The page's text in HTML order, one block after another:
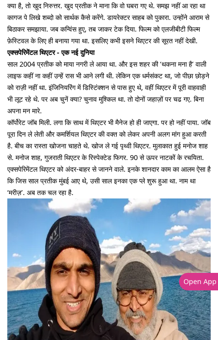
क्या है, तो खुद निरुत्तर. खुद प्रतीक ने माना कि वो घबरा गए थे. समझ नहीं आ रहा था
कागज पे लिखे शब्दो को सार्थक कैसे करेंगे. डायरेक्टर साहब को पुकारा. उन्होंने आराम से
बिठाकर समझाया. जब कन्विंस हुए, तब जाकर टेक दिया. फिल्म को एलजीबीटी फिल्म
फ़ेस्टिवल के लिए ही बनाया गया था. इसलिए कभी इसने थिएटर की सूरत नहीं देखी.
एक्सपेरिमेंटल थिएटर - एक नई दुनिया
साल 2004 प्रतीक को माया नगरी ले आया था. और इस शहर की ‘थकना मना है’ वाली
लाइफ कहीं ना कहीं उन्हें रास भी आने लगी थी. लेकिन एक धर्मसंकट था, जो पीछा छोड़ने
को राज़ी नहीं था. इंजिनियरिंग में डिस्टिंक्शन से पास हुए थे, वहीं थिएटर में पूरी वाहवाही
भी लूट रहे थे. पर अब चुनें क्या? चुनाव मुश्किल था. तो दोनों जहाज़ों पर चढ गए. बिना
अपना मन मारे.
कॉर्पोरेट जॉब मिली. लगा कि साथ में थिएटर भी मैनेज हो ही जाएगा. पर हो नहीं पाया. जॉब
पूरा दिन ले लेती और कमर्शियल थिएटर की वक्त को लेकर अपनी अलग मांग हुआ करती
है. बीच का रास्ता खोजना चाहते थे. खोज ले गई पृथ्वी थिएटर. मुलाकात हुई मनोज शाह
से. मनोज शाह, गुजराती थिएटर के रिस्पेक्टेड फिगर. 90 से ऊपर नाटकों के रचयिता.
एक्सपेरिमेंटल थिएटर को अंदर-बाहर से जानने वाले. इनके शानदार काम का आलम ऐसा है
कि जिस साल प्रतीक मुंबई आए थे, उसी साल इनका एक प्ले शुरू हुआ था. नाम था
‘मरीज़’. अब तक चल रहा है.
Open App